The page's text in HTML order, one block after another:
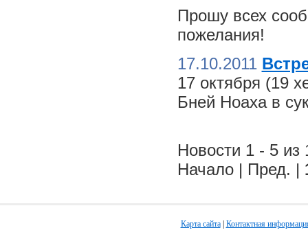
Прошу всех
пожелания!
17.10.2011
17 октября (19
Бней Ноаха в
Новости 1 - 5 из
Начало | Пред. |
Карта сайта| Контактная